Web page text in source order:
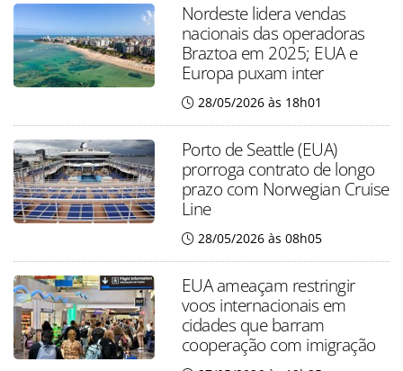
Nordeste lidera vendas
nacionais das operadoras
Braztoa em 2025; EUA e
Europa puxam inter
28/05/2026 às 18h01
Porto de Seattle (EUA)
prorroga contrato de longo
prazo com Norwegian Cruise
Line
28/05/2026 às 08h05
EUA ameaçam restringir
voos internacionais em
cidades que barram
cooperação com imigração